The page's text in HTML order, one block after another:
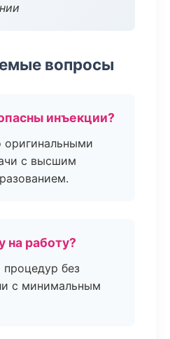
вопросы
инъекции?
оригинальными
с высшим
на работу?
без
с минимальным